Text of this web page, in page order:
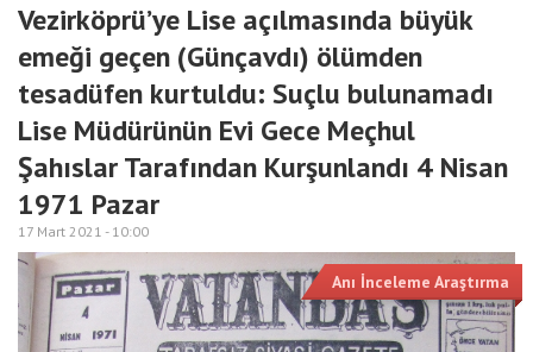
Vezirköprü’ye Lise açılmasında büyük
emeği geçen (Günçavdı) ölümden
tesadüfen kurtuldu: Suçlu bulunamadı
Lise Müdürünün Evi Gece Meçhul
Şahıslar Tarafından Kurşunlandı 4 Nisan
1971 Pazar
17 Mart 2021 - 10:00
Anı İnceleme Araştırma